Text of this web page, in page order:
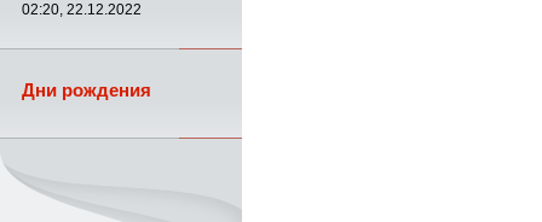
02:20, 22.12.2022
Дни рождения